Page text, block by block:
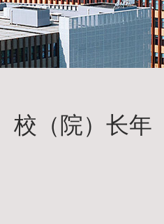
校（院）长年